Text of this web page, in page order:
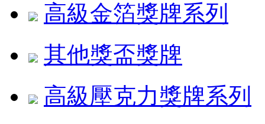
高級金箔獎牌系列
其他獎盃獎牌
高級壓克力獎牌系列